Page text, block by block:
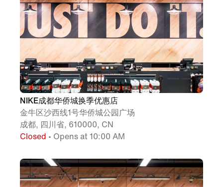
NIKE成都华侨城换季优惠店
金牛区沙西线1号华侨城公园广场
成都, 四川省, 610000, CN
Closed • Opens at 10:00 AM